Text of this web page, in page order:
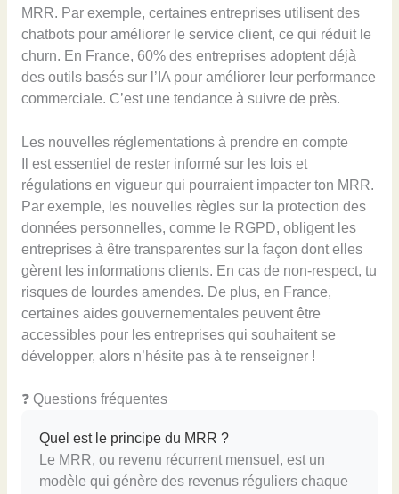
MRR. Par exemple, certaines entreprises utilisent des
chatbots pour améliorer le service client, ce qui réduit le
churn. En France, 60% des entreprises adoptent déjà
des outils basés sur l’IA pour améliorer leur performance
commerciale. C’est une tendance à suivre de près.
Les nouvelles réglementations à prendre en compte
Il est essentiel de rester informé sur les lois et
régulations en vigueur qui pourraient impacter ton MRR.
Par exemple, les nouvelles règles sur la protection des
données personnelles, comme le RGPD, obligent les
entreprises à être transparentes sur la façon dont elles
gèrent les informations clients. En cas de non-respect, tu
risques de lourdes amendes. De plus, en France,
certaines aides gouvernementales peuvent être
accessibles pour les entreprises qui souhaitent se
développer, alors n’hésite pas à te renseigner !
❓ Questions fréquentes
Quel est le principe du MRR ?
Le MRR, ou revenu récurrent mensuel, est un
modèle qui génère des revenus réguliers chaque